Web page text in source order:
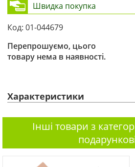
Швидка покупка
Код: 01-044679
Перепрошуємо, цього
товару нема в наявності.
Характеристики
Інші товари з